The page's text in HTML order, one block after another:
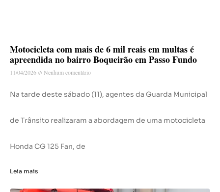
Motocicleta com mais de 6 mil reais em multas é
apreendida no bairro Boqueirão em Passo Fundo
11/04/2026 Nenhum comentário
Na tarde deste sábado (11), agentes da Guarda Municipal
de Trânsito realizaram a abordagem de uma motocicleta
Honda CG 125 Fan, de
Leia mais